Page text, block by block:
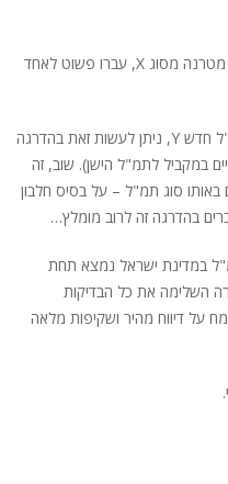
אז במידה ואתם לא מצליחים להשיג תמ"ל מטרנה מסוג X, עברו פשוט לאחד
תאורטית, כשאתם עוברים מתמ"ל X לתמ"ל חדש Y, ניתן לעשות זאת בהדרגה
במקביל לתמ"ל הישן). שוב, זה
סוג תמ"ל – על בסיס חלבון
בהדרגה זה לרוב מומלץ…
במדינת ישראל נמצא תחת
השלימה את כל הבדיקות
על דיווח מהיר ושקיפות מלאה